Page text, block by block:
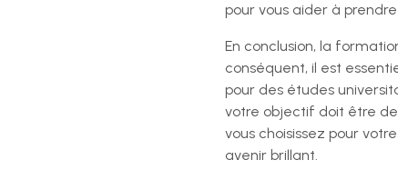
pour vous aider à
En conclusion, la
conséquent, il est
pour des études
votre objectif doit être de
vous choisissez pour
avenir brillant.